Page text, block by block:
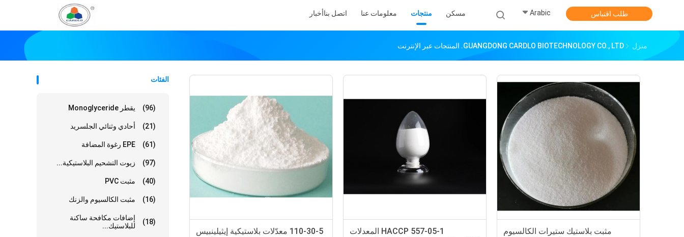
مسكن منتجات معلومات عنا اتصل بناأخبار Arabic طلب اقتباس
منزل GUANGDONG CARDLO BIOTECHNOLOGY CO., LTD. المنتجات عبر الإنترنت
الفئات
يقطر Monoglyceride (96)
أحادي وثنائي الجلسريد (21)
EPE رغوة المضافة (61)
زيوت التشحيم البلاستيكية... (97)
مثبت PVC (40)
مثبت الكالسيوم والزنك (16)
إضافات مكافحة ساكنة
للبلاستيك...
(18)
110-30-5 معدّلات بلاستيكية إيثيلينبيس
HACCP 557-05-1 المعدلات
مثبت بلاستيك ستيرات الكالسيوم